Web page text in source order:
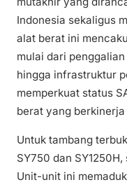
Indonesia sekaligus
alat berat ini
mulai dari
hingga infrastruktur
memperkuat status
berat yang
Untuk tambang
SY750 dan
Unit-unit ini